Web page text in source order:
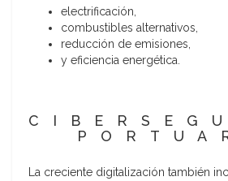
electrificación,
combustibles alternativos,
reducción de emisiones,
y eficiencia energética.
La creciente digitalización también